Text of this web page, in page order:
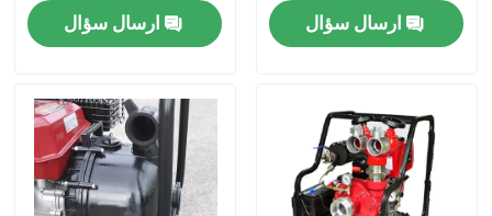
صفحه اصلی
درباره ما
ارسال سؤال
ارسال سؤال